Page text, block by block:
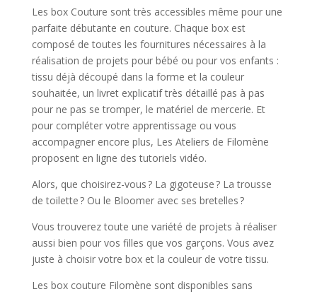
Les box Couture sont très accessibles même pour une
parfaite débutante en couture. Chaque box est
composé de toutes les fournitures nécessaires à la
réalisation de projets pour bébé ou pour vos enfants :
tissu déjà découpé dans la forme et la couleur
souhaitée, un livret explicatif très détaillé pas à pas
pour ne pas se tromper, le matériel de mercerie. Et
pour compléter votre apprentissage ou vous
accompagner encore plus, Les Ateliers de Filomène
proposent en ligne des tutoriels vidéo.
Alors, que choisirez-vous ? La gigoteuse ? La trousse
de toilette ? Ou le Bloomer avec ses bretelles ?
Vous trouverez toute une variété de projets à réaliser
aussi bien pour vos filles que vos garçons. Vous avez
juste à choisir votre box et la couleur de votre tissu.
Les box couture Filomène sont disponibles sans